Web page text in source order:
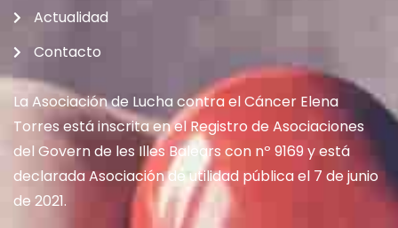
Actualidad
Contacto
La Asociación de Lucha contra el Cáncer Elena
Torres está inscrita en el Registro de Asociaciones
del Govern de les Illes Balears con nº 9169 y está
declarada Asociación de utilidad pública el 7 de junio
de 2021.